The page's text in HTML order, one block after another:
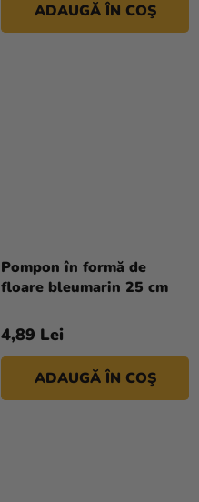
ADAUGĂ ÎN COŞ
Pompon în formă de
floare bleumarin 25 cm
4,89 Lei
ADAUGĂ ÎN COŞ